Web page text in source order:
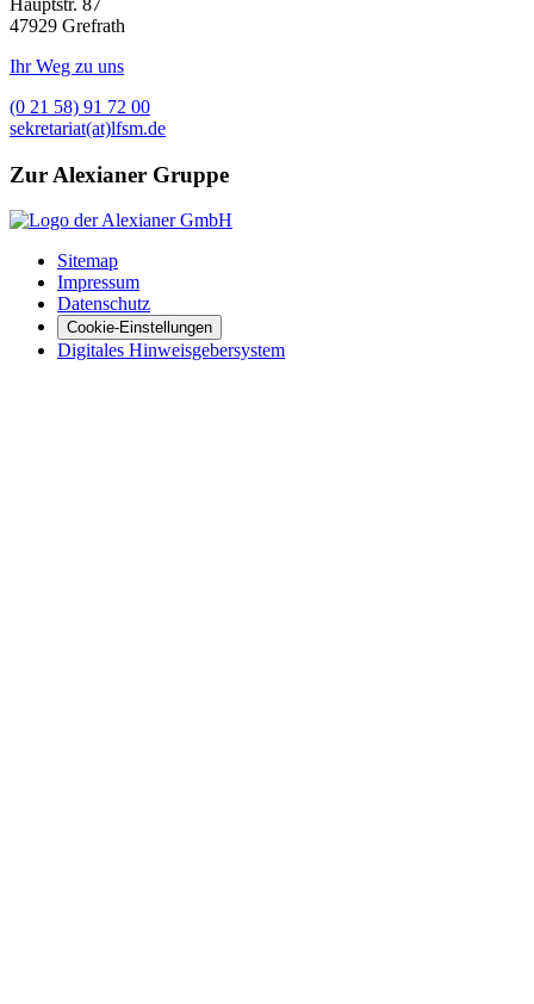
Hauptstr. 87
47929 Grefrath
Ihr Weg zu uns
(0 21 58) 91 72 00
sekretariat(at)lfsm.de
Zur Alexianer Gruppe
Sitemap
Impressum
Datenschutz
Cookie-Einstellungen
Digitales Hinweisgebersystem